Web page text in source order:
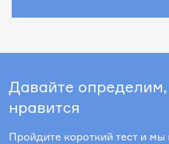
Давайте
нравится
Пройдите короткий тест и